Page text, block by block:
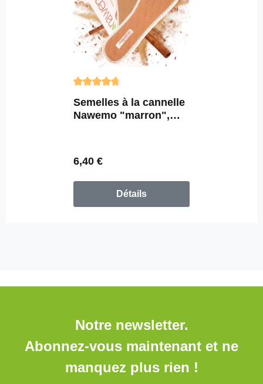
Note moyenne de 4.85 sur 5 étoiles
Semelles à la cannelle
Nawemo "marron",
Prix régulier :
6,40 €
Détails
Notre newsletter.
Abonnez-vous maintenant et ne
manquez plus rien !